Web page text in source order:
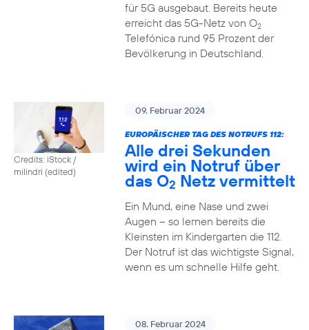
für 5G ausgebaut. Bereits heute
erreicht das 5G-Netz von O2
Telefónica rund 95 Prozent der
Bevölkerung in Deutschland.
Credits: iStock /
milindri (edited)
09. Februar 2024
EUROPÄISCHER TAG DES NOTRUFS 112:
Alle drei Sekunden
wird ein Notruf über
das O2 Netz vermittelt
Ein Mund, eine Nase und zwei
Augen – so lernen bereits die
Kleinsten im Kindergarten die 112.
Der Notruf ist das wichtigste Signal,
wenn es um schnelle Hilfe geht.
08. Februar 2024